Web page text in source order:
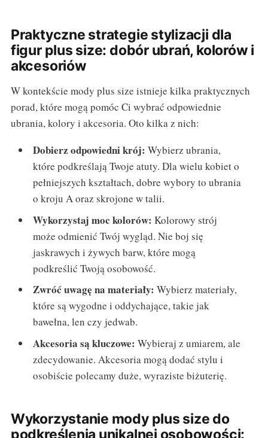
Praktyczne strategie stylizacji dla
figur plus size: dobór ubrań, kolorów i
akcesoriów
W kontekście mody plus size istnieje kilka praktycznych
porad, które mogą pomóc Ci wybrać odpowiednie
ubrania, kolory i akcesoria. Oto kilka z nich:
Dobierz odpowiedni krój: Wybierz ubrania,
które podkreślają Twoje atuty. Dla wielu kobiet o
pełniejszych kształtach, dobre wybory to ubrania
o kroju A oraz skrojone w talii.
Wykorzystaj moc kolorów: Kolorowy strój
może odmienić Twój wygląd. Nie boj się
jaskrawych i żywych barw, które mogą
podkreślić Twoją osobowość.
Zwróć uwagę na materiały: Wybierz materiały,
które są wygodne i oddychające, takie jak
bawełna, len czy jedwab.
Akcesoria są kluczowe: Wybieraj z umiarem, ale
zdecydowanie. Akcesoria mogą dodać stylu i
osobiście polecamy duże, wyraziste biżuterię.
Wykorzystanie mody plus size do
podkreślenia unikalnej osobowości: